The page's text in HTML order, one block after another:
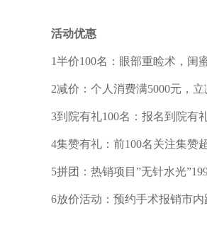
活动优惠
1半价100名：眼部重睑术，闺
2减价：个人消费满5000元，立
3到院有礼100名：报名到院有
4集赞有礼：前100名关注集赞
5拼团：热销项目”无针水光
6放价活动：预约手术报销市内